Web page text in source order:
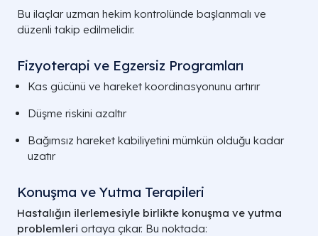
Bu ilaçlar uzman hekim kontrolünde başlanmalı ve
düzenli takip edilmelidir.
Fizyoterapi ve Egzersiz Programları
Kas gücünü ve hareket koordinasyonunu artırır
Düşme riskini azaltır
Bağımsız hareket kabiliyetini mümkün olduğu kadar
uzatır
Konuşma ve Yutma Terapileri
Hastalığın ilerlemesiyle birlikte konuşma ve yutma
problemleri ortaya çıkar. Bu noktada: